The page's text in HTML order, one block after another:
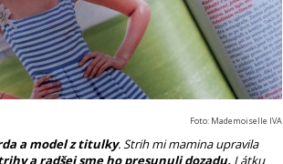
Foto: Mademoiselle IVA
a model z titulky. Strih mi mamina upravila
a radšej sme ho presunuli dozadu. Látku